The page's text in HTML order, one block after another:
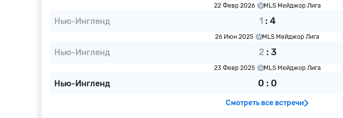
22 Февр 2026 MLS Мейджор Лига
Нью-Ингленд 1 : 4
26 Июн 2025 MLS Мейджор Лига
Нью-Ингленд 2 : 3
23 Февр 2025 MLS Мейджор Лига
Нью-Ингленд 0 : 0
Смотреть все встречи